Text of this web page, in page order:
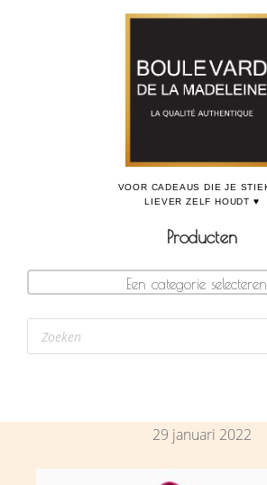
Producten
Een categorie selecteren
Producten
zoeken
29 januari 2022